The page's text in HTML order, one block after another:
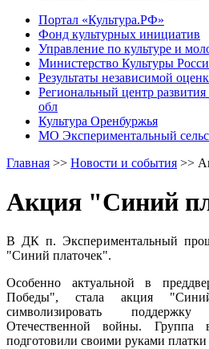
Портал «Культура.РФ»
Фонд культурных инициатив
Управление по культуре и
Министерство Культуры
Результаты независимой
Региональный центр
обл
Культура Оренбуржья
МО Экспериментальный
Главная >> Новости и события >>
Акция "Синий
В ДК п. Экспериментальный
"Синий платочек".
Особенно актуальной в
Победы", стала акция
символизировать
Отечественной войны. Группа
подготовили своими руками платки